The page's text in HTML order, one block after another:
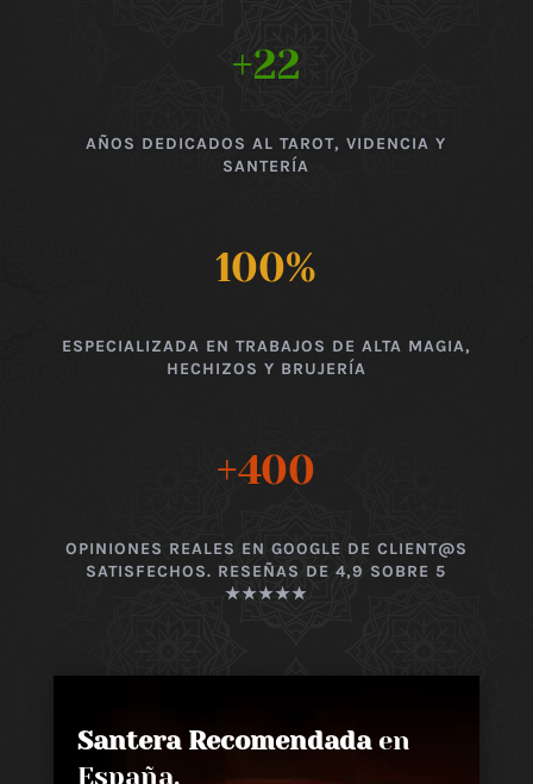
+22
AÑOS DEDICADOS AL TAROT, VIDENCIA Y
SANTERÍA
100%
ESPECIALIZADA EN TRABAJOS DE ALTA MAGIA,
HECHIZOS Y BRUJERÍA
+400
OPINIONES REALES EN GOOGLE DE CLIENT@S
SATISFECHOS. RESEÑAS DE 4,9 SOBRE 5
★★★★★
Santera Recomendadaen
España,